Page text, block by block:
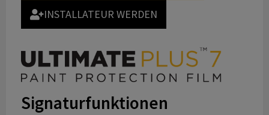
INSTALLATEUR WERDEN
Signaturfunktionen